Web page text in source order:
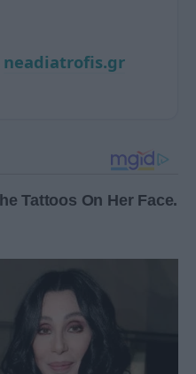
neadiatrofis.gr